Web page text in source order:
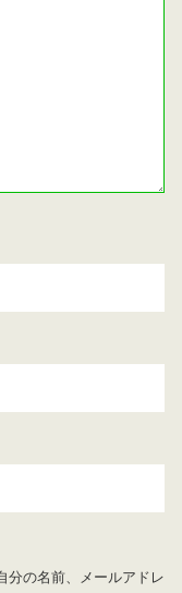
分の名前、メールアドレ